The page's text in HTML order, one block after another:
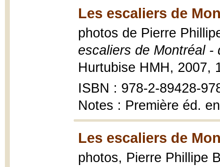
Les escaliers de
photos de Pierre
escaliers de Montréal -
Hurtubise HMH, 2007,
ISBN : 978-2-89428-
Notes : Première éd.
Les escaliers de
photos, Pierre Phillipe